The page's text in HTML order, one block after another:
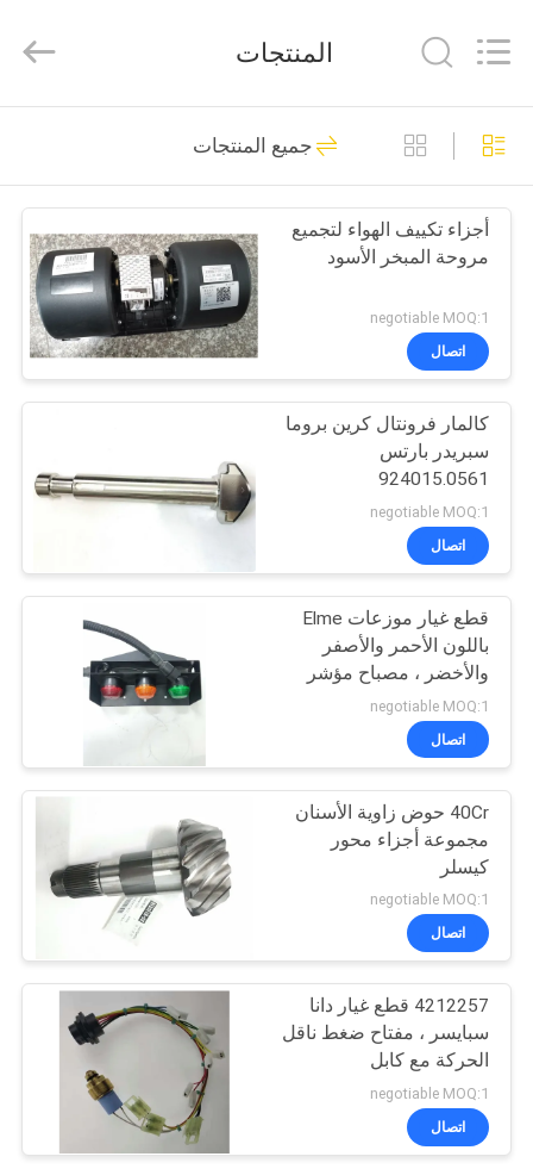
الصفحة
الرئيسية
منتجات
معلومات
جولة
المعمل
مراقبة
الجودة
اتصل
اطلب
اقتباس
خريطة
الموقع
PRIVACY
POLICY
2026
Electromechanical
Rights
Reserved.
Developed
كالمار ريتش ستاكير
أجزاء
160
قطع غيار مكدس
الوصول ساني
31
Linde Reach Stacker
أجزاء
27
قطع غيار
Konecranes
97
11
المنتجات
جميع المنتجات
أجزاء تكييف الهواء لتجميع
مروحة المبخر الأسود
negotiable MOQ:1
اتصال
كالمار فرونتال كرين بروما
سبريدر بارتس
924015.0561
negotiable MOQ:1
اتصال
قطع غيار موزعات Elme
باللون الأحمر والأصفر
والأخضر ، مصباح مؤشر
إشارة 24 فولت
negotiable MOQ:1
اتصال
40Cr حوض زاوية الأسنان
مجموعة أجزاء محور
كيسلر
negotiable MOQ:1
اتصال
4212257 قطع غيار دانا
سبايسر ، مفتاح ضغط ناقل
الحركة مع كابل
negotiable MOQ:1
اتصال